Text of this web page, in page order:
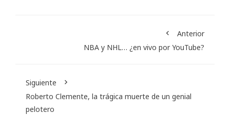
Anterior
NBA y NHL… ¿en vivo por YouTube?
Siguiente
Roberto Clemente, la trágica muerte de un genial
pelotero